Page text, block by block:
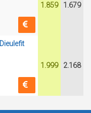
1.859 1.679
1.999 2.168